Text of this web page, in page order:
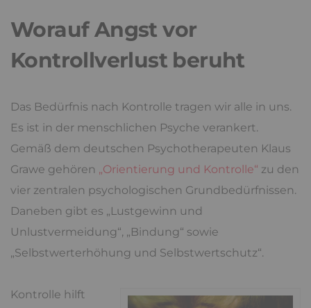
Worauf Angst vor
Kontrollverlust beruht
Das Bedürfnis nach Kontrolle tragen wir alle in uns.
Es ist in der menschlichen Psyche verankert.
Gemäß dem deutschen Psychotherapeuten Klaus
Grawe gehören „Orientierung und Kontrolle“ zu den
vier zentralen psychologischen Grundbedürfnissen.
Daneben gibt es „Lustgewinn und
Unlustvermeidung“, „Bindung“ sowie
„Selbstwerterhöhung und Selbstwertschutz“.
Kontrolle hilft